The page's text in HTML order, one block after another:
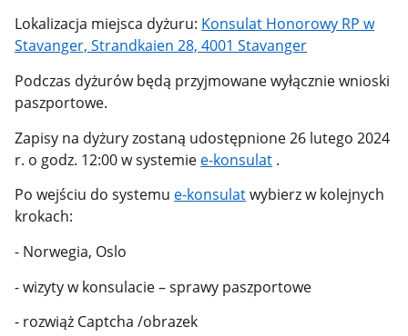
Lokalizacja miejsca dyżuru: Konsulat Honorowy RP w
Stavanger, Strandkaien 28, 4001 Stavanger
Podczas dyżurów będą przyjmowane wyłącznie wnioski
paszportowe.
Zapisy na dyżury zostaną udostępnione 26 lutego 2024
r. o godz. 12:00 w systemie e-konsulat .
Po wejściu do systemu e-konsulatwybierz w kolejnych
krokach:
- Norwegia, Oslo
- wizyty w konsulacie – sprawy paszportowe
- rozwiąż Captcha /obrazek